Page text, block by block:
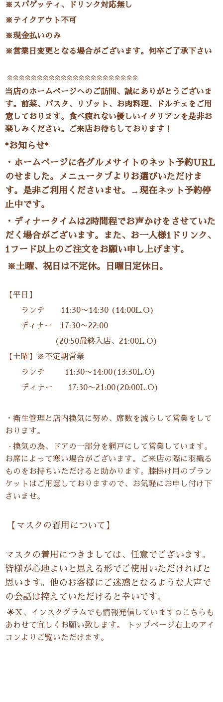
※スパゲッティ、ドリンク対応無し
※テイクアウト不可
※現金払いのみ
※営業日変更となる場合がございます。何卒ご了承下さい
🌼🌼🌼🌼🌼🌼🌼🌼🌼🌼🌼🌼🌼🌼🌼🌼🌼🌼🌼🌼🌼🌼
当店のホームページへのご訪問、誠にありがとうございま
す。前菜、パスタ、リゾット、お肉料理、ドルチェをご用
意しております。食べ疲れない優しいイタリアンを是非お
楽しみください。ご来店お待ちしております！
*お知らせ*
・ホームページに各グルメサイトのネット予約URL
のせました。メニュータブよりお選びいただけま
す。是非ご利用くださいませ。→現在ネット予約停
止中です。
・ディナータイムは2時間程でお声かけをさせていた
だく場合がございます。また、お一人様1ドリンク、
1フード以上のご注文をお願い申し上げます。
※土曜、祝日は不定休。日曜日定休日。
【平日】
ランチ 11:30〜14:30 (14:00L.O)
ディナー 17:30〜22:00
(20:50最終入店、21:00L.O)
【土曜】※不定期営業
ランチ 11:30〜14:00(13:30L.O)
ディナー 17:30〜21:00(20:00L.O)
・衛生管理と店内換気に努め、席数を減らして営業をして
おります。
・ 換気の為、ドアの一部分を網戸にして営業しています。
お席によって寒い場合がございます。ご来店の際に羽織る
ものをお持ちいただけると助かります。膝掛け用のブラン
ケットはご用意しておりますので、お気軽にお申し付け下
さいませ。
【マスクの着用について】
マスクの着用につきましては、任意でございます。
皆様が心地よいと思える形でご使用いただければと
思います。他のお客様にご迷惑となるような大声で
の会話は控えていただけると幸いです。
🌟Ｘ、インスタグラムでも情報発信しています☺こちらも
あわせて宜しくお願い致します。 トップページ右上のアイ
コンよりご覧いただけます。